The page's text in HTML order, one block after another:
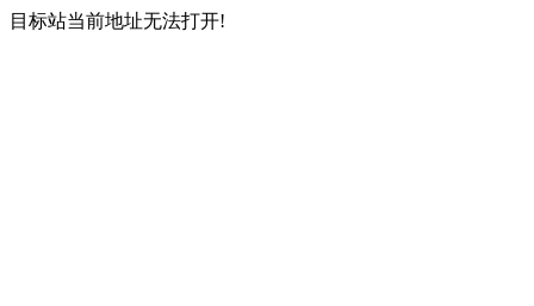
目标站当前地址无法打开!